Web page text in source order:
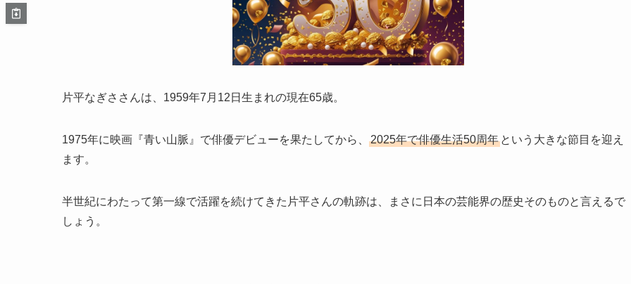
片平なぎささんは、1959年7月12日生まれの現在65歳。
1975年に映画『青い山脈』で俳優デビューを果たしてから、 2025年で俳優生活50周年 という大きな節目を迎え
ます。
半世紀にわたって第一線で活躍を続けてきた片平さんの軌跡は、まさに日本の芸能界の歴史そのものと言えるで
しょう。